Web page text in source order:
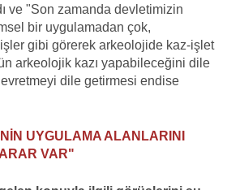
ve "Son zamanda devletimizin
bir uygulamadan çok,
işler gibi görerek arkeolojide kaz-işlet
arkeolojik kazı yapabileceğini dile
dile getirmesi endise
UYGULAMA ALANLARINI
VAR"